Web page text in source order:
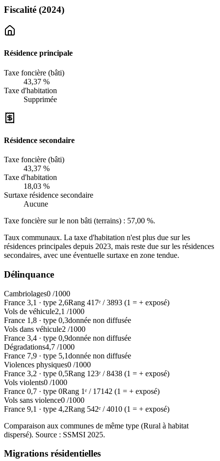
Fiscalité (2024)
Résidence principale
Taxe foncière (bâti)
43,37 %
Taxe d'habitation
Supprimée
Résidence secondaire
Taxe foncière (bâti)
43,37 %
Taxe d'habitation
18,03 %
Surtaxe résidence secondaire
Aucune
Taxe foncière sur le non bâti (terrains) : 57,00 %.
Taux communaux. La taxe d'habitation n'est plus due sur les
résidences principales depuis 2023, mais reste due sur les résidences
secondaires, avec une éventuelle surtaxe en zone tendue.
Délinquance
Cambriolages0 /1000
France 3,1 · type 2,6Rang 417ᵉ /3893 (1 = + exposé)
Vols de véhicule2,1 /1000
France 1,8 · type 0,3donnée non diffusée
Vols dans véhicule2 /1000
France 3,4 · type 0,9donnée non diffusée
Dégradations4,7 /1000
France 7,9 · type 5,1donnée non diffusée
Violences physiques0 /1000
France 3,2 · type 0,5Rang 123ᵉ /8438 (1 = + exposé)
Vols violents0 /1000
France 0,7 · type 0Rang 1ᵉ / 17142 (1 = + exposé)
Vols sans violence0 /1000
France 9,1 · type 4,2Rang 542ᵉ /4010 (1 = + exposé)
Comparaison aux communes de même type (Rural à habitat
dispersé). Source : SSMSI 2025.
Migrations résidentielles